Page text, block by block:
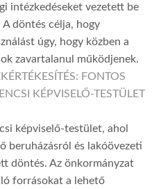
intézkedéseket vezetett be
döntés célja, hogy
úgy, hogy közben a
zavartalanul működjenek.
FONTOS
KÉPVISELŐ-TESTÜLET
képviselő-testület, ahol
beruházásról és lakóövezeti
döntés. Az önkormányzat
forrásokat a lehető